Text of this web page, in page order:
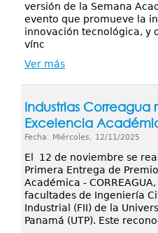
versión de la Semana
evento que promueve la
innovación tecnológica, y
vínc
Ver más
Industrias
Excelencia
Fecha: Miércoles, 12/11/2025
El 12 de noviembre se
Primera Entrega de
Académica -
facultades de Ingeniería
Industrial (FII) de la
Panamá (UTP). Este